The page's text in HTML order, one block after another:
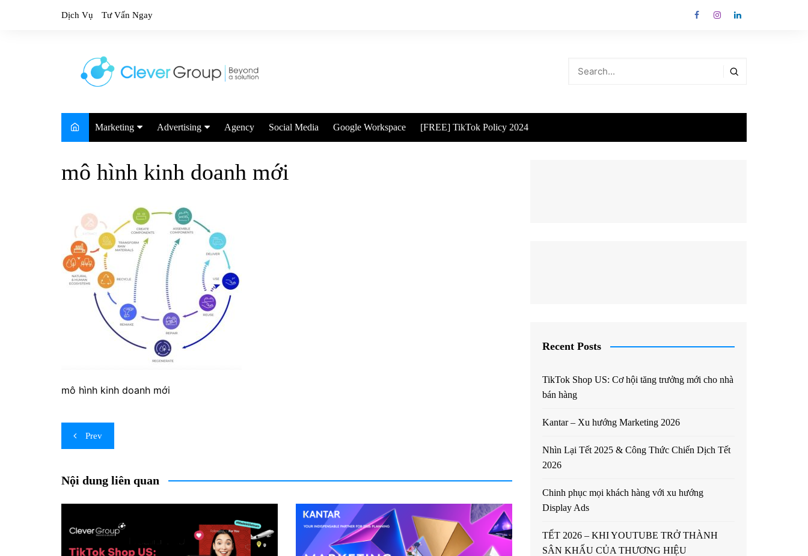
Dịch Vụ Tư Vấn Ngay
Marketing
Marketing Report
Advertising
TikTok
Youtube
Agency Social Media Google Workspace [FREE] TikTok Policy 2024
mô hình kinh doanh mới
mô hình kinh doanh mới
Post
navigation
Prev
Nội dung liên quan
Recent Posts
TikTok Shop US: Cơ hội tăng trưởng mới cho nhà
bán hàng
Kantar – Xu hướng Marketing 2026
Nhìn Lại Tết 2025 & Công Thức Chiến Dịch Tết
2026
Chinh phục mọi khách hàng với xu hướng
Display Ads
TẾT 2026 – KHI YOUTUBE TRỞ THÀNH
SÂN KHẤU CỦA THƯƠNG HIỆU